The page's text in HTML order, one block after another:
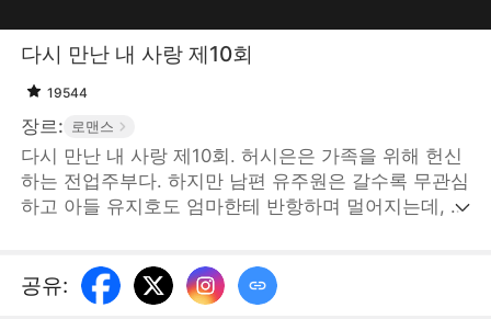
다시 만난 내 사랑 제10회
19544
장르: 로맨스
다시 만난 내 사랑 제10회. 허시은은 가족을 위해 헌신
하는 전업주부다. 하지만 남편 유주원은 갈수록 무관심
하고 아들 유지호도 엄마한테 반항하며 멀어지는데, 이
시 갑부 지성준을 만난다. 지성준은 그녀한테 관심을
보이며 해결사가 되어준다. STORYMATRIX PTE.LTD
공유: